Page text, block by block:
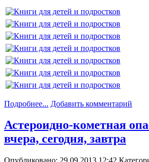
Подробнее... Добавить комментарий
Астероидно-кометная
вчера, сегодня, завтра